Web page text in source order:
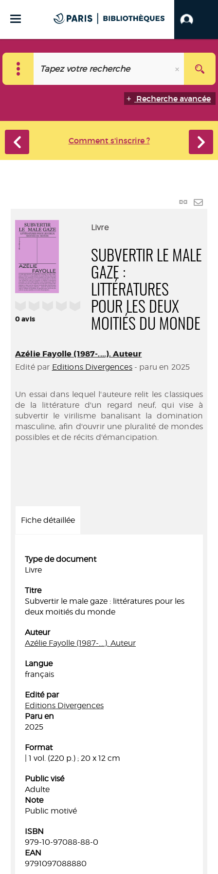
Recherche avancée
Comment s'inscrire ?
Lien
0avis
Livre
SUBVERTIR LE MALE
GAZE :
LITTÉRATURES
POUR LES DEUX
MOITIÉS DU MONDE
Azélie Fayolle (1987-....). Auteur
Edité par Editions Divergences- paru en 2025
Un essai dans lequel l'auteure relit les classiques
de la littérature d'un regard neuf, qui vise à
subvertir le virilisme banalisant la domination
masculine, afin d'ouvrir une pluralité de mondes
possibles et de récits d'émancipation.
Fiche détaillée
Type de document
Livre
Titre
Subvertir le male gaze : littératures pour les
deux moitiés du monde
Auteur
Azélie Fayolle (1987-....). Auteur
Langue
français
Edité par
Editions Divergences
Paru en
2025
Format
| 1 vol. (220 p.) ; 20 x 12 cm
Public visé
Adulte
Note
Public motivé
ISBN
979-10-97088-88-0
EAN
9791097088880